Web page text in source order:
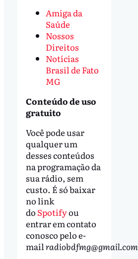
Amiga da
Saúde
Nossos
Direitos
Notícias
Brasil de Fato
MG
Conteúdo de uso
gratuito
Você pode usar
qualquer um
desses conteúdos
na programação da
sua rádio, sem
custo. É só baixar
no link
do Spotifyou
entrar em contato
conosco pelo e-
mail radiobdfmg@gmail.com